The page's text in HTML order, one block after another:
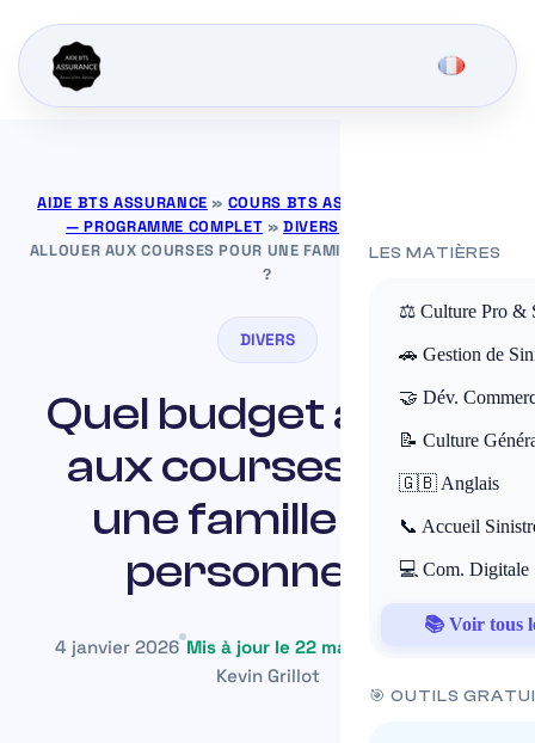
LES MATIÈRES
⚖️ Culture Pro &
🚗 Gestion de
🤝 Dév.
📝 Culture
🇬🇧 Anglais
📞 Accueil
💻 Com. Digitale
📚 Voir tous
🎯 OUTILS
AIDE BTS ASSURANCE » COURS BTS ASSURANCE GRATUITS
— PROGRAMME COMPLET »DIVERS
ALLOUER AUX COURSES POUR UNE FAMILLE DE 4 PERSONNES
?
DIVERS
Quel budget allouer
aux courses pour
une famille de 4
personnes ?
4 janvier 2026 Mis à jour le 22 mai 2026
Kevin Grillot